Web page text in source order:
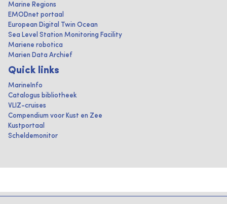
Marine Regions
EMODnet portaal
European Digital Twin Ocean
Sea Level Station Monitoring Facility
Mariene robotica
Marien Data Archief
Quick links
MarineInfo
Catalogus bibliotheek
VLIZ-cruises
Compendium voor Kust en Zee
Kustportaal
Scheldemonitor